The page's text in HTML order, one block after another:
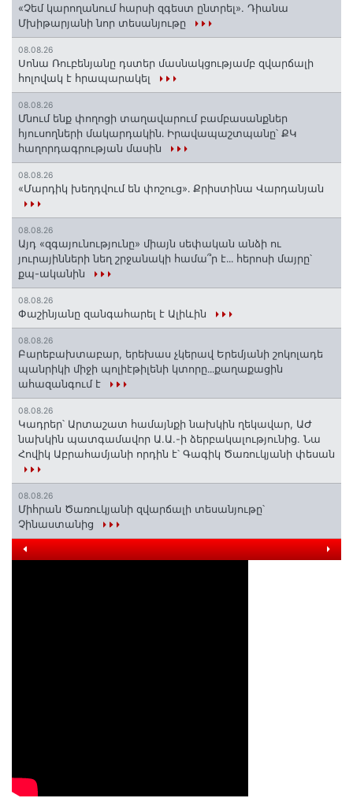
«Չեմ կարողանում հարսի զգեստ ընտրել». Դիանա
Մխիթարյանի նոր տեսանյութը
08.08.26
Սոնա Ռուբենյանը դստեր մասնակցությամբ զվարճալի
հոլովակ է հրապարակել
08.08.26
Մնում ենք փողոցի տաղավարում բամբասանքներ
հյուսողների մակարդակին․ Իրավապաշտպանը՝ ՔԿ
հաղորդագրության մասին
08.08.26
«Մարդիկ խեղդվում են փոշուց»․ Քրիստինա Վարդանյան
08.08.26
Այդ «զգայունությունը» միայն սեփական անձի ու
յուրայինների նեղ շրջանակի համա՞ր է․․․ հերոսի մայրը՝
քպ-ականին
08.08.26
Փաշինյանը զանգահարել է Ալիևին
08.08.26
Բարեբախտաբար, երեխաս չկերավ Երեմյանի շոկոլադե
պանրիկի միջի պոլիէթիլենի կտորը․․․քաղաքացին
ահազանգում է
08.08.26
Կադրեր՝ Արտաշատ համայնքի նախկին ղեկավար, ԱԺ
նախկին պատգամավոր Ա.Ա.-ի ձերբակալությունից. Նա
Հովիկ Աբրահամյանի որդին է՝ Գագիկ Ծառուկյանի փեսան
08.08.26
Միհրան Ծառուկյանի զվարճալի տեսանյութը՝
Չինաստանից